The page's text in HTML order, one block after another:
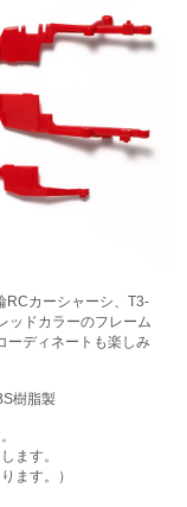
RCカーシャーシ、T3-
ッドカラーのフレーム
ーディネートも楽しみ
樹脂製
ます。
ます。）